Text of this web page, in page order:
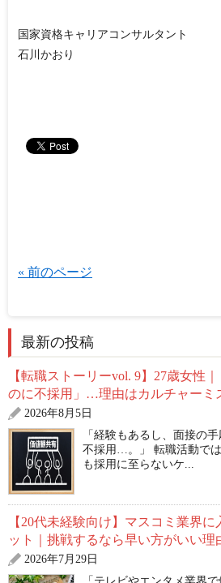
国家資格キャリアコンサルタント
石川かおり
« 前のページ
最新の投稿
【転職ストーリーvol. 9】27歳女性
のに不採用」…理由はカルチャーミ
2026年8月5日
「経験もあるし、面接の
不採用…。」 転職活動で
も採用に至らないケ...
【20代未経験向け】マスコミ業界
ット｜挑戦するなら早い方がいい理
2026年7月29日